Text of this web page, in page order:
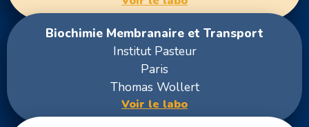
Biochimie Membranaire et Transport
Institut Pasteur
Paris
Thomas Wollert
Voir le labo